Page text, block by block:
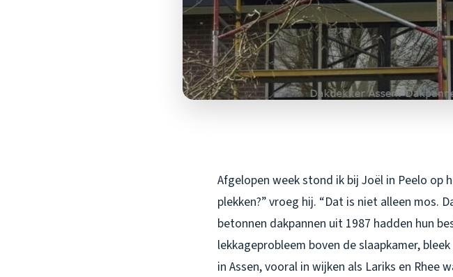
Afgelopen week stond ik bij Joël in Peelo op
plekken?” vroeg hij. “Dat is niet alleen mos.
betonnen dakpannen uit 1987 hadden hun
lekkageprobleem boven de slaapkamer,
in Assen, vooral in wijken als Lariks en Rhee